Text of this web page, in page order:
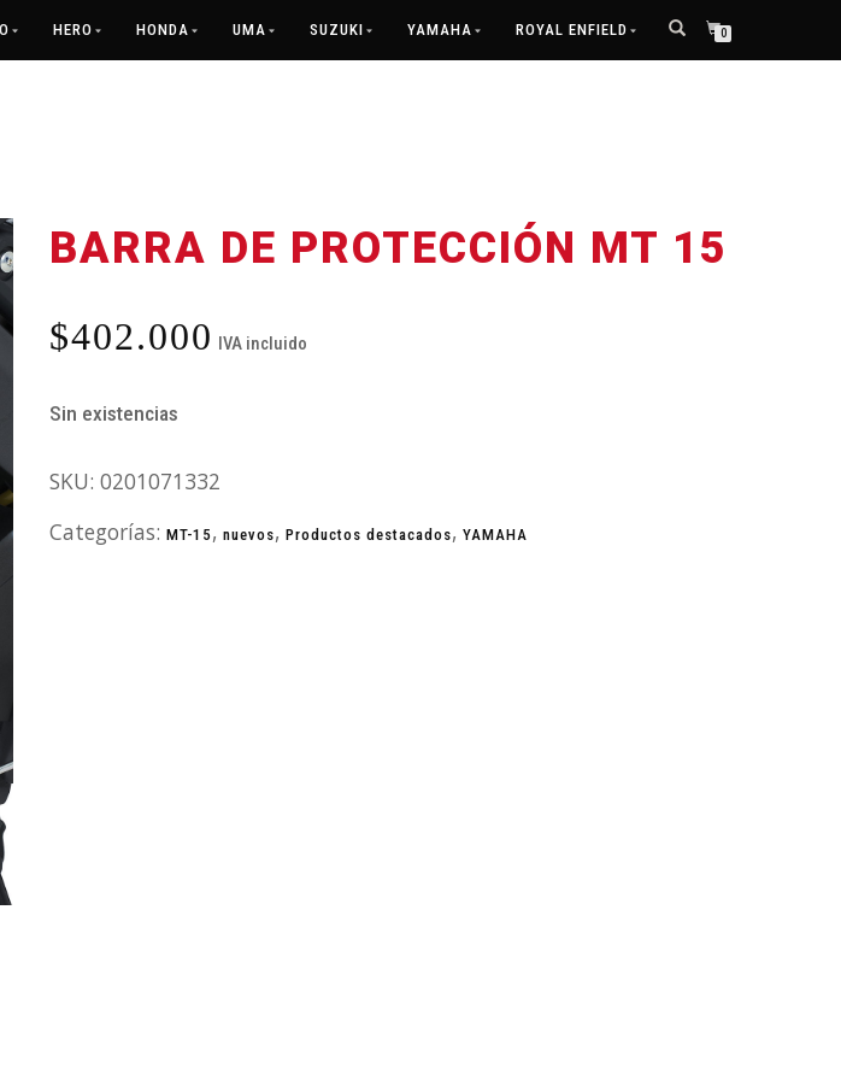
HERO HONDA UMA SUZUKI YAMAHA ROYAL ENFIELD 0
BARRA DE PROTECCIÓN MT 15
$402.000 IVA incluido
Sin existencias
SKU: 0201071332
Categorías: MT-15 , nuevos, Productos destacados, YAMAHA